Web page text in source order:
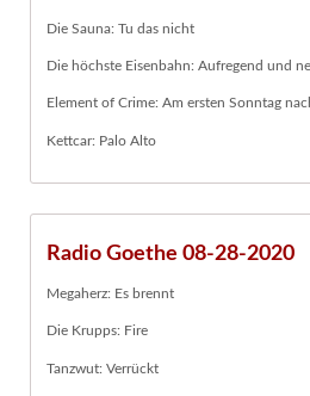
Die Sauna: Tu das nicht
Die höchste Eisenbahn: Aufregend und
Element of Crime: Am ersten Sonntag
Kettcar: Palo Alto
Radio Goethe 08-28-2020
Megaherz: Es brennt
Die Krupps: Fire
Tanzwut: Verrückt